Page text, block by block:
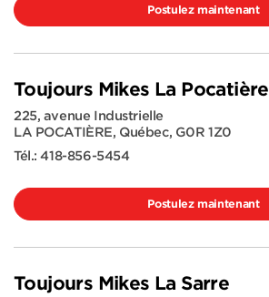
Postulez maintenant
Toujours Mikes La Pocatière
225, avenue Industrielle
LA POCATIÈRE, Québec, G0R 1Z0
Tél.:418-856-5454
Postulez maintenant
Toujours Mikes La Sarre